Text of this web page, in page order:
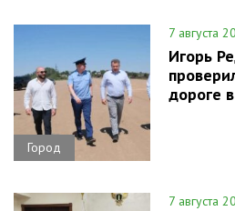
Город
7 августа
Игорь
дороге
7 августа